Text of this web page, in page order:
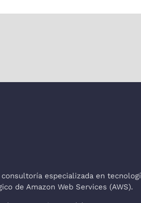
especializada en
de Amazon Web Services (AWS).